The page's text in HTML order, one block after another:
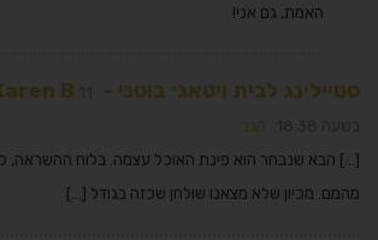
האמת, גם אני!
סטיילינג לבית ויטאג׳ בוטני - Karen B
הגב
[…] הבא שנבחר הוא פינת האוכל עצמה. בלוח ההשראה,
מהמם. מכיון שלא מצאנו שולחן שכזה בגודל […]